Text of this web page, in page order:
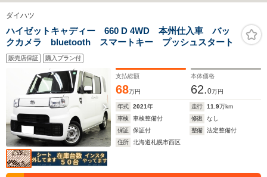
ダイハツ
ハイゼットキャディー 660 D 4WD 本州仕入車 バッ
クカメラ bluetooth スマートキー プッシュスタート
販売店保証 購入プラン付
支払総額
68万円
本体価格
62.0万円
年式 2021年 走行 11.9万km
車検
車検整備付 修復
なし
保証
保証付 整備
法定整備付
住所
北海道札幌市西区